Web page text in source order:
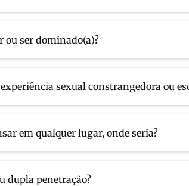
ou ser dominado(a)?
sexual constrangedora ou
em qualquer lugar, onde seria?
dupla penetração?